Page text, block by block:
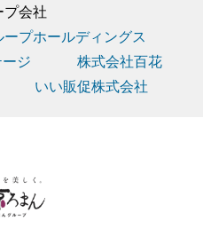
プ会社
プホールディングス
ジ
株式会社百花
いい販促株式会社